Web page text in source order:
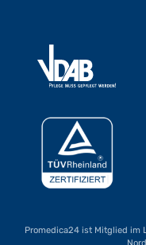
Promedica24 ist Mitglied im